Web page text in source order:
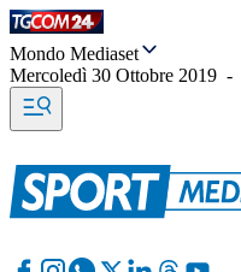
Mondo Mediaset
Mercoledì 30 Ottobre 2019 -